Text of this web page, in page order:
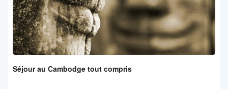
Séjour au Cambodge tout compris